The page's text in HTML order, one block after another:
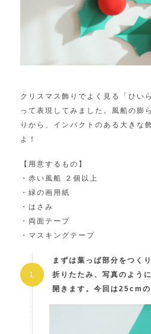
クリスマス飾りでよく見る「ひい
って表現してみました。風船の膨
りから、インパクトのある大きな
よ！
【用意するもの】
・赤い風船 ２個以上
・緑の画用紙
・はさみ
・両面テープ
・マスキングテープ
まずは葉っぱ部分をつく
折りたたみ、写真のよう
開きます。今回は25cmの